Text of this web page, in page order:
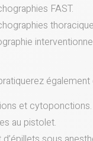
FAST.
et cytoponctions.
au pistolet.